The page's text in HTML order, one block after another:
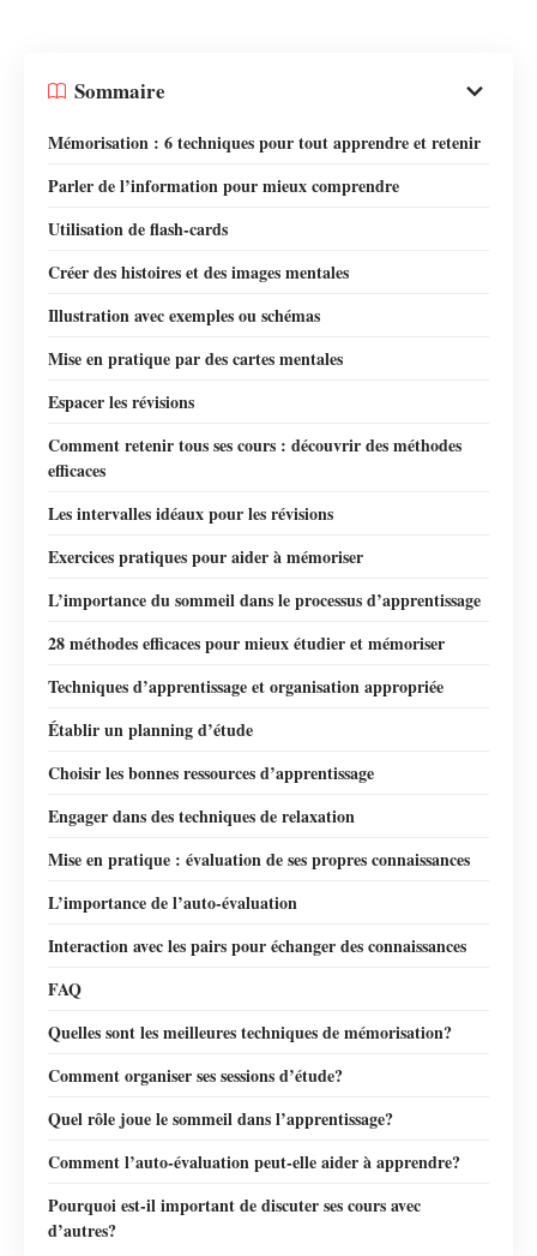
Sommaire
Mémorisation : 6 techniques pour tout apprendre et retenir
Parler de l’information pour mieux comprendre
Utilisation de flash-cards
Créer des histoires et des images mentales
Illustration avec exemples ou schémas
Mise en pratique par des cartes mentales
Espacer les révisions
Comment retenir tous ses cours : découvrir des méthodes
efficaces
Les intervalles idéaux pour les révisions
Exercices pratiques pour aider à mémoriser
L’importance du sommeil dans le processus d’apprentissage
28 méthodes efficaces pour mieux étudier et mémoriser
Techniques d’apprentissage et organisation appropriée
Établir un planning d’étude
Choisir les bonnes ressources d’apprentissage
Engager dans des techniques de relaxation
Mise en pratique : évaluation de ses propres connaissances
L’importance de l’auto-évaluation
Interaction avec les pairs pour échanger des connaissances
FAQ
Quelles sont les meilleures techniques de mémorisation?
Comment organiser ses sessions d’étude?
Quel rôle joue le sommeil dans l’apprentissage?
Comment l’auto-évaluation peut-elle aider à apprendre?
Pourquoi est-il important de discuter ses cours avec
d’autres?